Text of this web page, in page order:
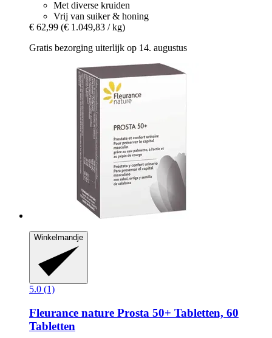
Met diverse kruiden
Vrij van suiker & honing
€ 62,99 (€ 1.049,83 / kg)
Gratis bezorging uiterlijk op 14. augustus
Winkelmandje
5.0 (1)
Fleurance nature Prosta 50+ Tabletten, 60
Tabletten